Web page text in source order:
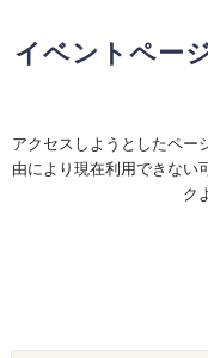
イベントペー
アクセスしようとしたペー
由により現在利用できない
ク